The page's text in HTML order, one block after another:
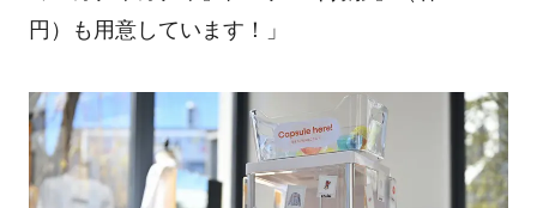
円）も用意しています！」